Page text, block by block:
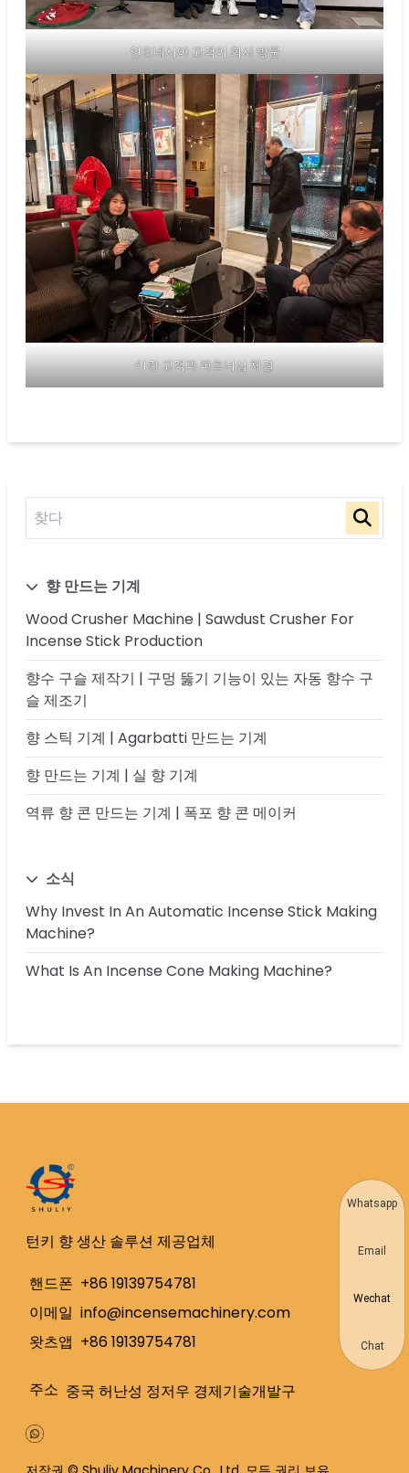
향 만드는 기계
Wood Crusher Machine | Sawdust Crusher For
Incense Stick Production
향수 구슬 제작기 | 구멍 뚫기 기능이 있는 자동 향수 구
슬 제조기
향 스틱 기계 | Agarbatti 만드는 기계
향 만드는 기계 | 실 향 기계
역류 향 콘 만드는 기계 | 폭포 향 콘 메이커
소식
Why Invest In An Automatic Incense Stick Making
Machine?
What Is An Incense Cone Making Machine?
인도네시아 고객이 회사 방문
이란 고객과 파트너십 체결
턴키 향 생산 솔루션 제공업체
핸드폰 +86 19139754781
이메일 info@incensemachinery.com
왓츠앱 +86 19139754781
주소 중국 허난성 정저우 경제기술개발구
Whatsapp
Email
Wechat
Chat